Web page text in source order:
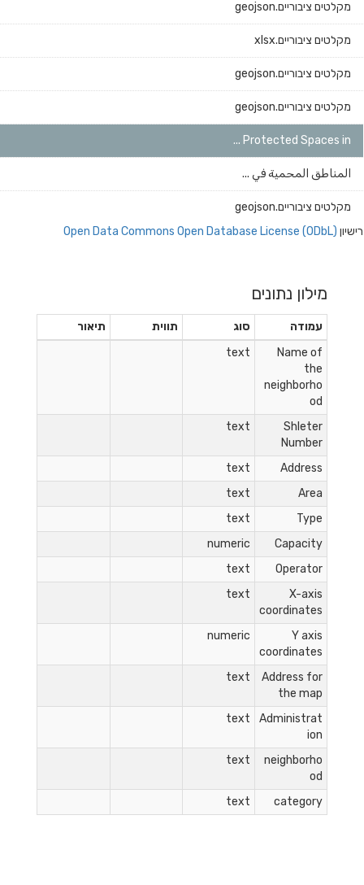
מקלטים ציבוריים.geojson
מקלטים ציבוריים.xlsx
מקלטים ציבוריים.geojson
מקלטים ציבוריים.geojson
Protected Spaces in ...
المناطق المحمية في ...
מקלטים ציבוריים.geojson
רישיון Open Data Commons Open Database License (ODbL)
מילון נתונים
עמודה סוג תווית
תיאור
Name of
the
neighborho
od
text
Shleter
Number
text
Address
text
Area
text
Type
text
Capacity
numeric
Operator
text
X-axis
coordinates
text
Y axis
coordinates
numeric
Address for
the map
text
Administrat
ion
text
neighborho
od
text
category
text